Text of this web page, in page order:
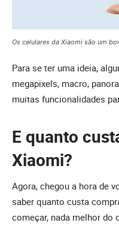
Os celulares da Xiaomi são um
Para se ter uma ideia,
megapixels, macro,
muitas funcionalidades
E quanto
Xiaomi?
Agora, chegou a hora de
saber quanto custa
começar, nada melhor do